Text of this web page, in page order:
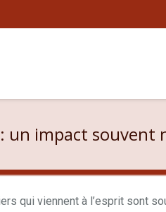
impact souvent
qui viennent à l’esprit sont